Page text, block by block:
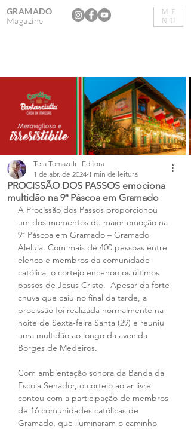
ME
NU
GRAMADO
Magazine
PROCISSÃO DOS PASSOS emociona
multidão na 9ª Páscoa em Gramado
Tela Tomazeli | Editora
1 de abr. de 2024 1 min de leitura
A Procissão dos Passos proporcionou
um dos momentos de maior emoção na
9ª Páscoa em Gramado – Gramado
Aleluia. Com mais de 400 pessoas entre
elenco e membros da comunidade
católica, o cortejo encenou os últimos
passos de Jesus Cristo.  Apesar da forte
chuva que caiu no final da tarde, a
procissão foi realizada normalmente na
noite de Sexta-feira Santa (29) e reuniu
uma multidão ao longo da avenida
Borges de Medeiros.
Com ambientação sonora da Banda da
Escola Senador, o cortejo ao ar livre
contou com a participação de membros
de 16 comunidades católicas de
Gramado, que iluminaram o caminho